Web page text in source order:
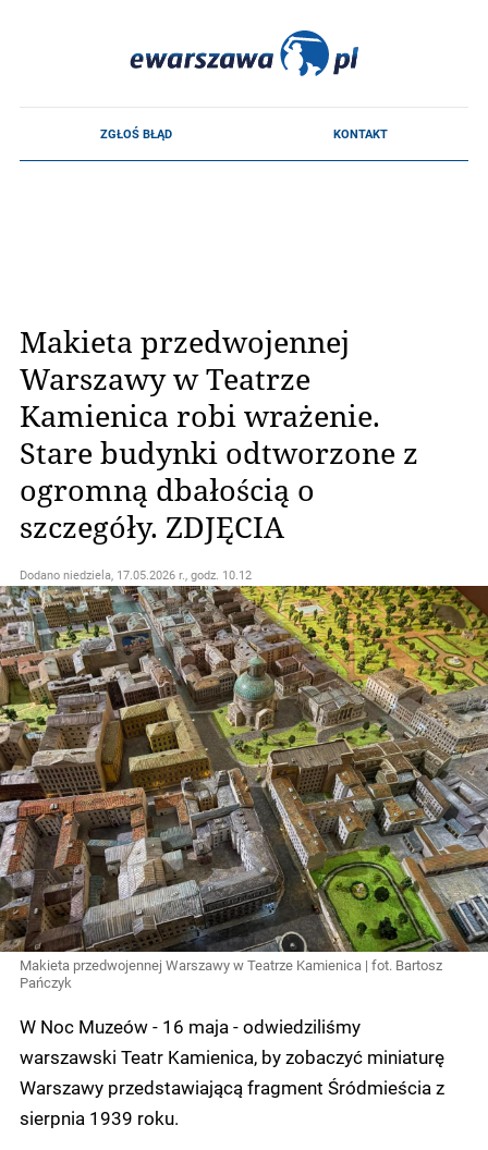
Makieta przedwojennej
Warszawy w Teatrze
Kamienica robi wrażenie.
Stare budynki odtworzone z
ogromną dbałością o
szczegóły. ZDJĘCIA
Dodano niedziela, 17.05.2026 r., godz. 10.12
Makieta przedwojennej Warszawy w Teatrze Kamienica | fot. Bartosz
Pańczyk
W Noc Muzeów - 16 maja - odwiedziliśmy
warszawski Teatr Kamienica, by zobaczyć miniaturę
Warszawy przedstawiającą fragment Śródmieścia z
sierpnia 1939 roku.